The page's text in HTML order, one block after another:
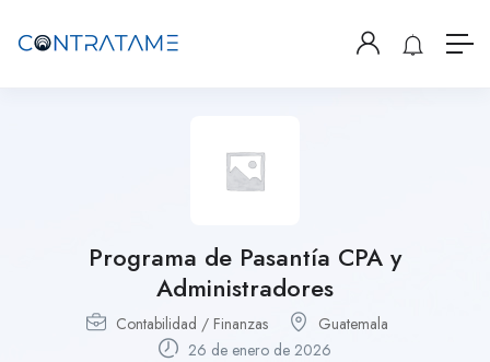
Programa de Pasantía CPA y
Administradores
Contabilidad / Finanzas
Guatemala
26 de enero de 2026